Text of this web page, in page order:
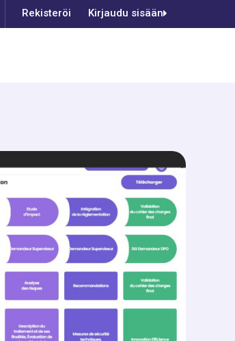
Rekisteröinti Kirjaudu sisään